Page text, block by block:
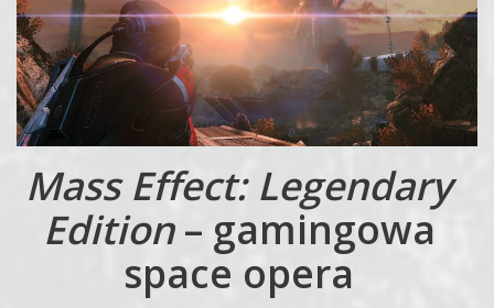
Mass Effect: Legendary
Edition– gamingowa
space opera